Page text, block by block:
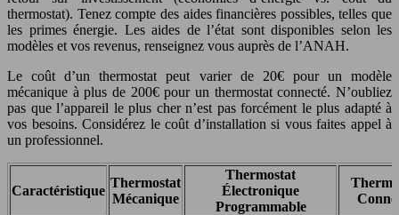
thermostat). Tenez compte des aides financières possibles, telles que
les primes énergie. Les aides de l’état sont disponibles selon les
modèles et vos revenus, renseignez vous auprès de l’ANAH.
Le coût d’un thermostat peut varier de 20€ pour un modèle
mécanique à plus de 200€ pour un thermostat connecté. N’oubliez
pas que l’appareil le plus cher n’est pas forcément le plus adapté à
vos besoins. Considérez le coût d’installation si vous faites appel à
un professionnel.
Caractéristique
Thermostat
Mécanique
Thermostat
Électronique
Programmable